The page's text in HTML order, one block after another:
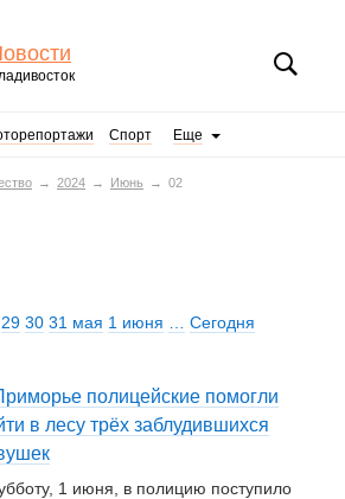
Спорт Еще
2024 Июнь 02
29 30 31 мая 1 июня Сегодня
полицейские помогли
в лесу трёх заблудившихся
1 июня, в полицию поступило